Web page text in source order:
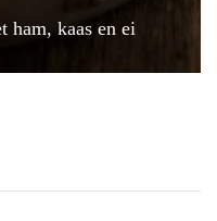
ham, kaas en ei